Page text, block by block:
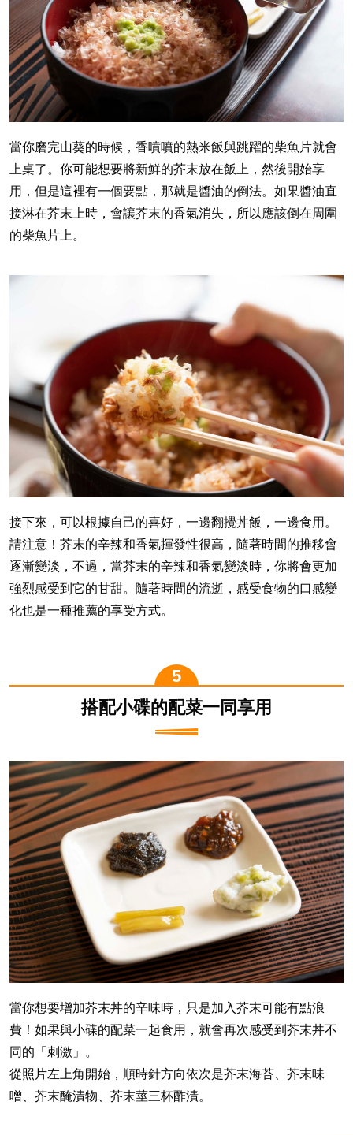
當你磨完山葵的時候，香噴噴的熱米飯與跳躍的柴魚片就會
上桌了。你可能想要將新鮮的芥末放在飯上，然後開始享
用，但是這裡有一個要點，那就是醬油的倒法。如果醬油直
接淋在芥末上時，會讓芥末的香氣消失，所以應該倒在周圍
的柴魚片上。
接下來，可以根據自己的喜好，一邊翻攪丼飯，一邊食用。
請注意！芥末的辛辣和香氣揮發性很高，隨著時間的推移會
逐漸變淡，不過，當芥末的辛辣和香氣變淡時，你將會更加
強烈感受到它的甘甜。隨著時間的流逝，感受食物的口感變
化也是一種推薦的享受方式。
搭配小碟的配菜一同享用
當你想要增加芥末丼的辛味時，只是加入芥末可能有點浪
費！如果與小碟的配菜一起食用，就會再次感受到芥末丼不
同的「刺激」。
從照片左上角開始，順時針方向依次是芥末海苔、芥末味
噌、芥末醃漬物、芥末莖三杯酢漬。